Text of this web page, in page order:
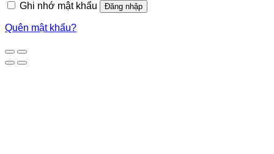
Ghi nhớ mật khẩu Đăng nhập
Quên mật khẩu?